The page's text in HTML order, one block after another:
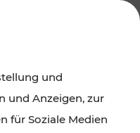
und
und Anzeigen, zur
für Soziale Medien